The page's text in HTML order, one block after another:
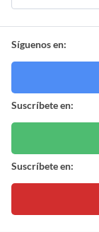
Síguenos en:
Suscríbete en:
Suscríbete en: